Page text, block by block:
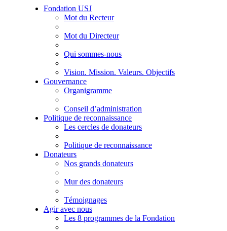
Fondation USJ
Mot du Recteur
Mot du Directeur
Qui sommes-nous
Vision. Mission. Valeurs. Objectifs
Gouvernance
Organigramme
Conseil d’administration
Politique de reconnaissance
Les cercles de donateurs
Politique de reconnaissance
Donateurs
Nos grands donateurs
Mur des donateurs
Témoignages
Agir avec nous
Les 8 programmes de la Fondation